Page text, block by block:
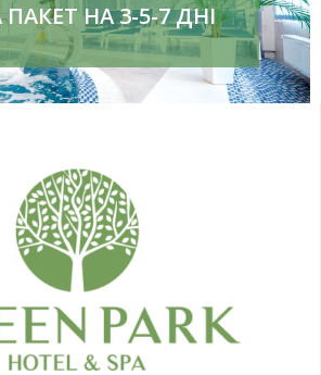
ПАКЕТ НА 3-5-7 ДНІ